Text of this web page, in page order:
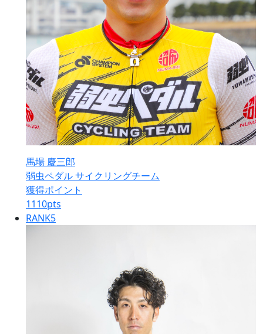
馬場 慶三郎
弱虫ペダル サイクリングチーム
獲得ポイント
1110pts
RANK5